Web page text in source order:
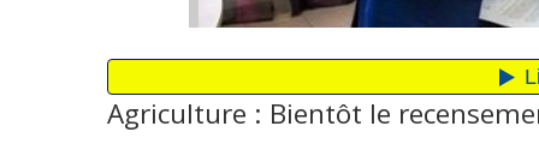
Agriculture : Bientôt le